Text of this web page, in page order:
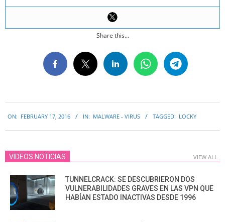
Share this...
02-
17
ON: FEBRUARY 17, 2016 IN: MALWARE - VIRUS TAGGED: LOCKY
VIDEOS NOTICIAS VIEW ALL
TUNNELCRACK: SE DESCUBRIERON DOS
VULNERABILIDADES GRAVES EN LAS VPN QUE
HABÍAN ESTADO INACTIVAS DESDE 1996